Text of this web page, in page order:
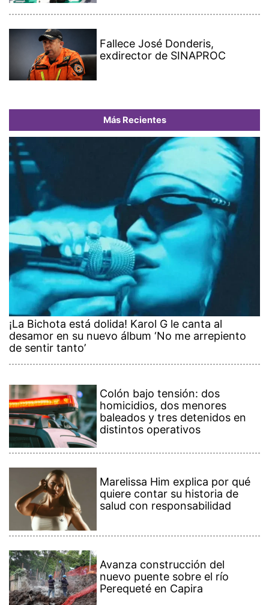
Fallece José Donderis,
exdirector de SINAPROC
Más Recientes
¡La Bichota está dolida! Karol G le canta al
desamor en su nuevo álbum ‘No me arrepiento
de sentir tanto’
Colón bajo tensión: dos
homicidios, dos menores
baleados y tres detenidos en
distintos operativos
Marelissa Him explica por qué
quiere contar su historia de
salud con responsabilidad
Avanza construcción del
nuevo puente sobre el río
Perequeté en Capira